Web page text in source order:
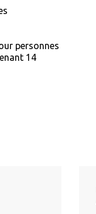
personnes
14